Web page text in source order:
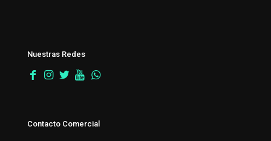
Nuestras Redes
Contacto Comercial